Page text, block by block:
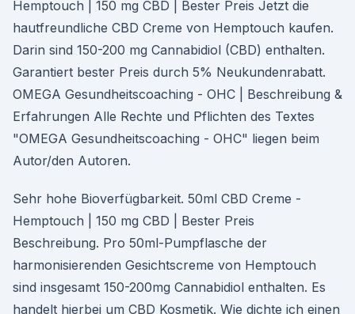
Hemptouch | 150 mg CBD | Bester Preis Jetzt die
hautfreundliche CBD Creme von Hemptouch kaufen.
Darin sind 150-200 mg Cannabidiol (CBD) enthalten.
Garantiert bester Preis durch 5% Neukundenrabatt.
OMEGA Gesundheitscoaching - OHC | Beschreibung &
Erfahrungen Alle Rechte und Pflichten des Textes
"OMEGA Gesundheitscoaching - OHC" liegen beim
Autor/den Autoren.
Sehr hohe Bioverfügbarkeit. 50ml CBD Creme -
Hemptouch | 150 mg CBD | Bester Preis
Beschreibung. Pro 50ml-Pumpflasche der
harmonisierenden Gesichtscreme von Hemptouch
sind insgesamt 150-200mg Cannabidiol enthalten. Es
handelt hierbei um CBD Kosmetik. Wie dichte ich einen